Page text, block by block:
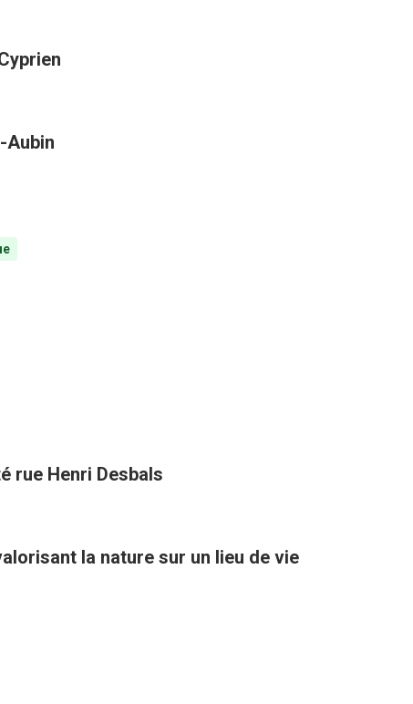
Aubin
rue Henri Desbals
la nature sur un lieu de vie